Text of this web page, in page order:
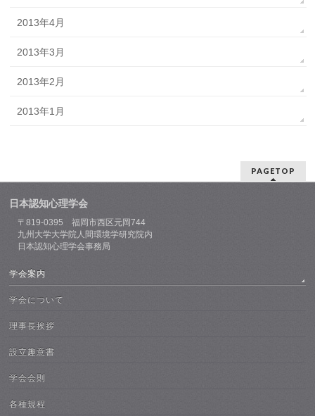
2013年4月
2013年3月
2013年2月
2013年1月
PAGETOP
日本認知心理学会
〒819-0395 福岡市西区元岡744
九州大学大学院人間環境学研究院内
日本認知心理学会事務局
学会案内
学会について
理事長挨拶
設立趣意書
学会会則
各種規程